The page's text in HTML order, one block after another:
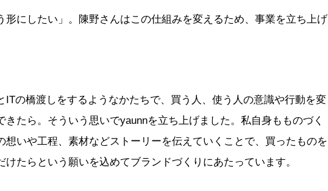
形にしたい」。 陳野さんはこの仕組みを変えるため、事業を立ち上げ
ITの橋渡しをするようなかたちで、買う人、使う人の意識や行動を変
きたら。そういう思いでyaunnを立ち上げました。私自身もものづく
想いや工程、素材などストーリーを伝えていくことで、買ったものを
たらという願いを込めてブランドづくりにあたっています。